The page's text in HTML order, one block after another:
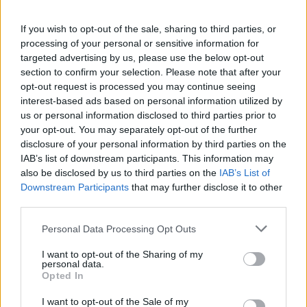
If you wish to opt-out of the sale, sharing to third parties, or
processing of your personal or sensitive information for
targeted advertising by us, please use the below opt-out
section to confirm your selection. Please note that after your
opt-out request is processed you may continue seeing
interest-based ads based on personal information utilized by
us or personal information disclosed to third parties prior to
your opt-out. You may separately opt-out of the further
disclosure of your personal information by third parties on the
IAB’s list of downstream participants. This information may
also be disclosed by us to third parties on the IAB’s List of
Downstream Participants that may further disclose it to other
Please note that this website/app uses one or more Google
not limited to your visit or usage behaviour. You may click to
grant or deny consent to Google and its third-party tags to
use your data for below specified purposes in below Google
consent section.
Personal Data Processing Opt Outs
I want to opt-out of the Sharing of my
personal data.
Opted In
I want to opt-out of the Sale of my
sperare in una rinascita culturale se i veri
protagonisti della scena si rivelano essere dei
furbetti?
POTREBBE INTERESSARTI
Roma sotto attacco: la
‘ndrangheta e il suo primo
‘locale’
4 mesi fa
custom made
Chi si occupa di controllare, tutelare e difendere i
diritti dei cittadini sembra stia perdendo la battaglia,